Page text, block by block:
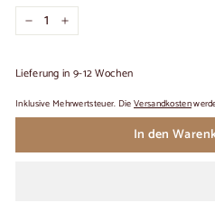
+
Lieferung in 9-12 Wochen
Inklusive Mehrwertsteuer. DieVersandkosten
In den